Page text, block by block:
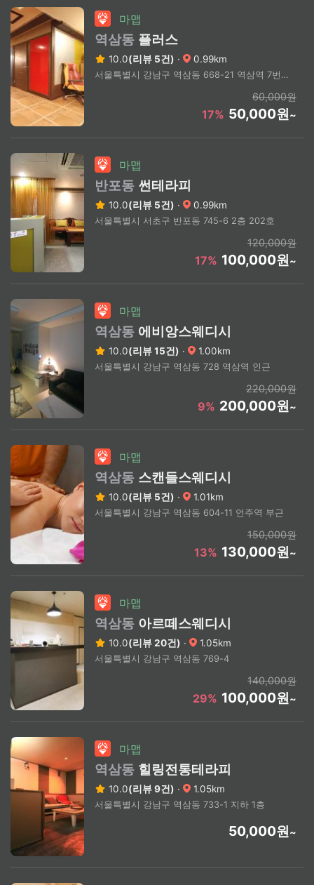
마맵
역삼동 플러스
10.0(리뷰 5건) · 0.99km
서울특별시 강남구 역삼동 668-21 역삼역 7번출구 도보2분
60,000원
17% 50,000원~
마맵
반포동 썬테라피
10.0(리뷰 5건) · 0.99km
서울특별시 서초구 반포동 745-6 2층 202호
120,000원
17% 100,000원~
마맵
역삼동 에비앙스웨디시
10.0(리뷰 15건) · 1.00km
서울특별시 강남구 역삼동 728 역삼역 인근
220,000원
9% 200,000원~
마맵
역삼동 스캔들스웨디시
10.0(리뷰 5건) · 1.01km
서울특별시 강남구 역삼동 604-11 언주역 부근
150,000원
13% 130,000원~
마맵
역삼동 아르떼스웨디시
10.0(리뷰 20건) · 1.05km
서울특별시 강남구 역삼동 769-4
140,000원
29% 100,000원~
마맵
역삼동 힐링전통테라피
10.0(리뷰 9건) · 1.05km
서울특별시 강남구 역삼동 733-1 지하 1층
50,000원~